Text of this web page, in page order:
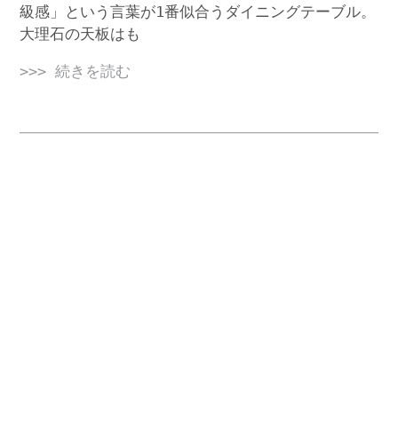
級感」という言葉が1番似合うダイニングテーブル。
大理石の天板はも
>>> 続きを読む